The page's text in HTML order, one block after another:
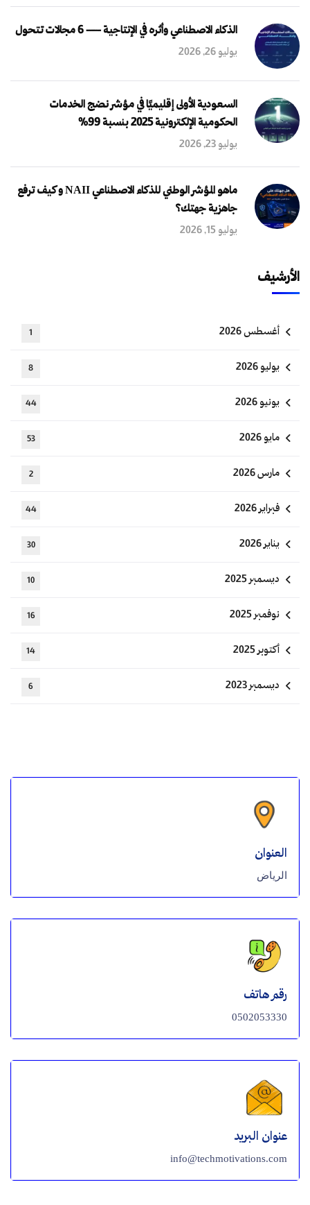
الذكاء الاصطناعي وأثره في الإنتاجية — 6 مجالات تتحول
يوليو 26, 2026
السعودية الأولى إقليميًا في مؤشر نضج الخدمات
الحكومية الإلكترونية 2025 بنسبة 99%
يوليو 23, 2026
ماهو المؤشر الوطني للذكاء الاصطناعي NAII و كيف ترفع
جاهزية جهتك؟
يوليو 15, 2026
الأرشيف
أغسطس 2026 1
يوليو 2026 8
يونيو 2026 44
مايو 2026 53
مارس 2026 2
فبراير 2026 44
يناير 2026 30
ديسمبر 2025 10
نوفمبر 2025 16
أكتوبر 2025 14
ديسمبر 2023 6
العنوان
الرياض
رقم هاتف
0502053330
عنوان البريد
info@techmotivations.com